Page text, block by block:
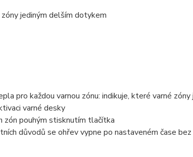
jediným delším dotykem
pro každou varnou zónu: indikuje, které varné
varné desky
zón pouhým stisknutím tlačítka
důvodů se ohřev vypne po nastaveném čase